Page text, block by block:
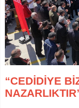
“CEDİDİYE